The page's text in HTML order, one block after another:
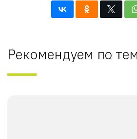
Рекомендуем по